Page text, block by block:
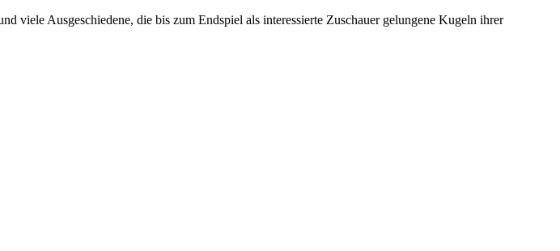
viele Ausgeschiedene, die bis zum Endspiel als interessierte Zuschauer gelungene Kugeln ihrer